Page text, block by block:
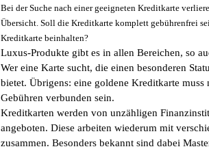
Bei der Suche nach einer geeigneten Kreditkarte
Übersicht. Soll die Kreditkarte komplett gebührenfrei
Kreditkarte beinhalten?
Luxus-Produkte gibt es in allen Bereichen, so
Wer eine Karte sucht, die einen besonderen
bietet. Übrigens: eine goldene Kreditkarte
Gebühren verbunden sein.
Kreditkarten werden von unzähligen
angeboten. Diese arbeiten wiederum mit
zusammen. Besonders bekannt sind dabei